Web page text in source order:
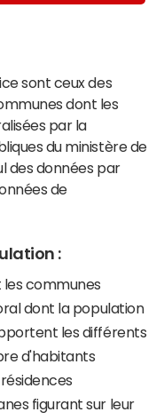
sont ceux des
dont les
par la
du ministère de
des données par
de
:
communes
dont la population
les différents
d'habitants
figurant sur leur